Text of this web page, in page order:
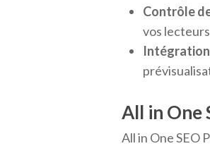
Contrôle
vos
Intégration
All in One
All in One SEO